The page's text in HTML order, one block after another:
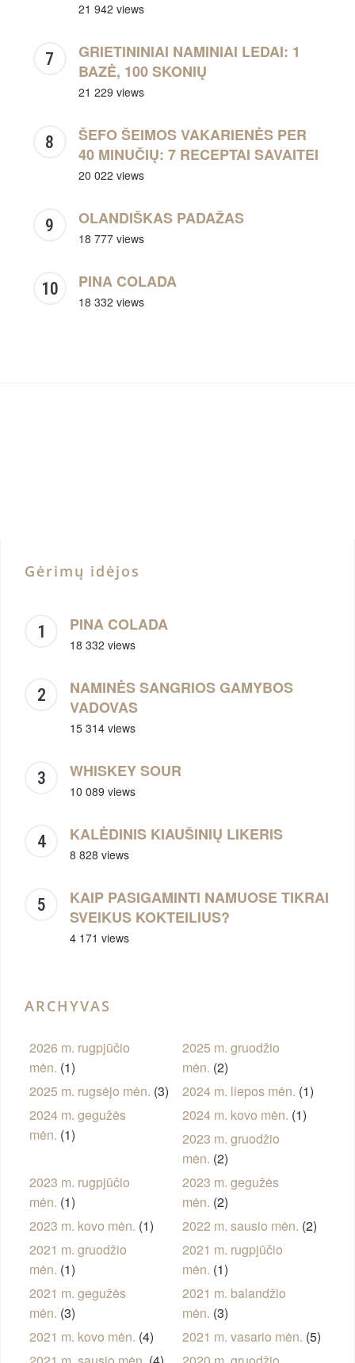
21 942 views
GRIETININIAI NAMINIAI LEDAI: 1
BAZĖ, 100 SKONIŲ
21 229 views
ŠEFO ŠEIMOS VAKARIENĖS PER
40 MINUČIŲ: 7 RECEPTAI SAVAITEI
20 022 views
OLANDIŠKAS PADAŽAS
18 777 views
PINA COLADA
18 332 views
Gėrimų idėjos
PINA COLADA
18 332 views
NAMINĖS SANGRIOS GAMYBOS
VADOVAS
15 314 views
WHISKEY SOUR
10 089 views
KALĖDINIS KIAUŠINIŲ LIKERIS
8 828 views
KAIP PASIGAMINTI NAMUOSE TIKRAI
SVEIKUS KOKTEILIUS?
4 171 views
ARCHYVAS
2026 m. rugpjūčio
mėn. (1)
2025 m. gruodžio
mėn. (2)
2025 m. rugsėjo mėn. (3) 2024 m. liepos mėn. (1)
2024 m. gegužės
mėn. (1)
2024 m. kovo mėn. (1)
2023 m. gruodžio
mėn. (2)
2023 m. rugpjūčio
mėn. (1)
2023 m. gegužės
mėn. (2)
2023 m. kovo mėn. (1) 2022 m. sausio mėn. (2)
2021 m. gruodžio
mėn. (1)
2021 m. rugpjūčio
mėn. (1)
2021 m. gegužės
mėn. (3)
2021 m. balandžio
mėn. (3)
2021 m. kovo mėn. (4) 2021 m. vasario mėn. (5)